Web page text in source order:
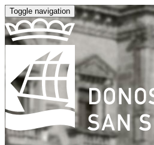
Toggle navigation